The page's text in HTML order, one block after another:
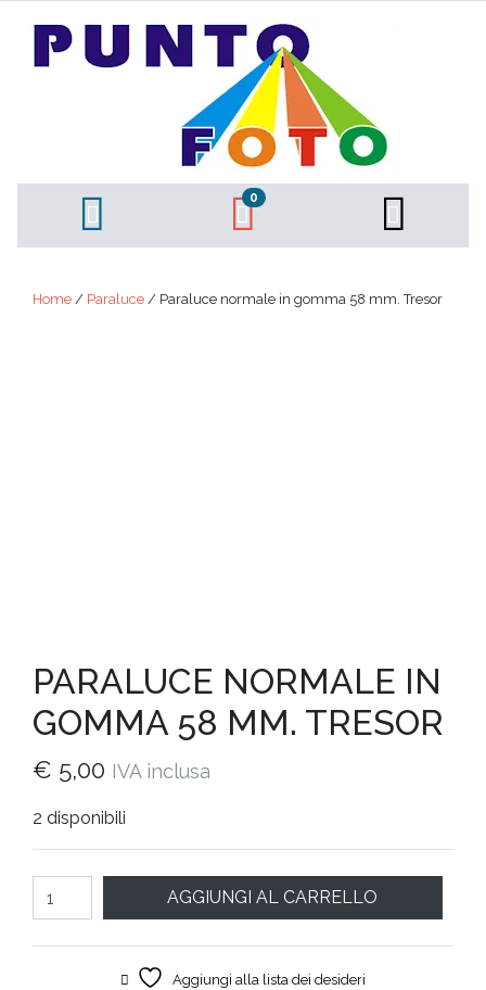
0
Home / Paraluce / Paraluce normale in gomma 58 mm. Tresor
PARALUCE NORMALE IN
GOMMA 58 MM. TRESOR
€ 5,00 IVA inclusa
2 disponibili
AGGIUNGI AL CARRELLO
Aggiungi alla lista dei desideri